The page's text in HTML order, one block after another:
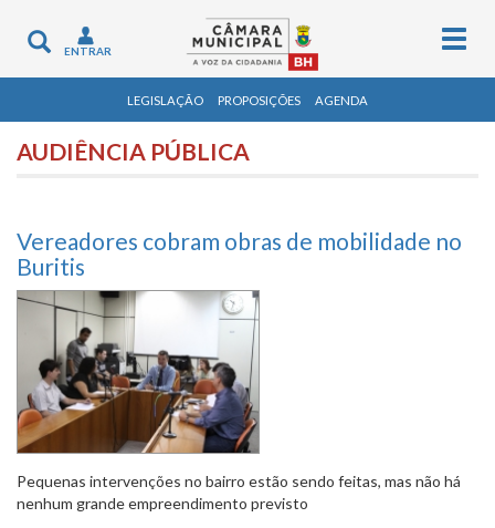
Toggle
navigation
ENTRAR
LEGISLAÇÃO PROPOSIÇÕES AGENDA
AUDIÊNCIA PÚBLICA
Vereadores cobram obras de mobilidade no
Buritis
Pequenas intervenções no bairro estão sendo feitas, mas não há
nenhum grande empreendimento previsto